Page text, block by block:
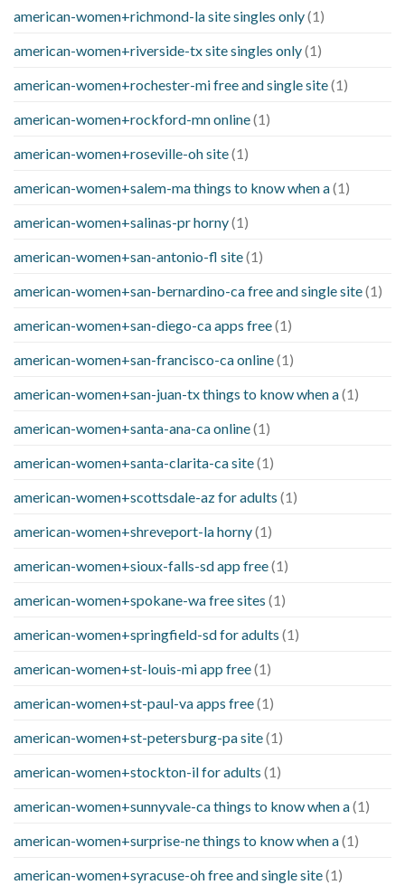
american-women+richmond-la site singles only(1)
american-women+riverside-tx site singles only(1)
american-women+rochester-mi free and single site(1)
american-women+rockford-mn online(1)
american-women+roseville-oh site(1)
american-women+salem-ma things to know when a(1)
american-women+salinas-pr horny(1)
american-women+san-antonio-fl site(1)
american-women+san-bernardino-ca free and single site(1)
american-women+san-diego-ca apps free(1)
american-women+san-francisco-ca online(1)
american-women+san-juan-tx things to know when a(1)
american-women+santa-ana-ca online(1)
american-women+santa-clarita-ca site(1)
american-women+scottsdale-az for adults (1)
american-women+shreveport-la horny(1)
american-women+sioux-falls-sd app free(1)
american-women+spokane-wa free sites (1)
american-women+springfield-sd for adults (1)
american-women+st-louis-mi app free(1)
american-women+st-paul-va apps free(1)
american-women+st-petersburg-pa site(1)
american-women+stockton-il for adults (1)
american-women+sunnyvale-ca things to know when a(1)
american-women+surprise-ne things to know when a(1)
american-women+syracuse-oh free and single site(1)